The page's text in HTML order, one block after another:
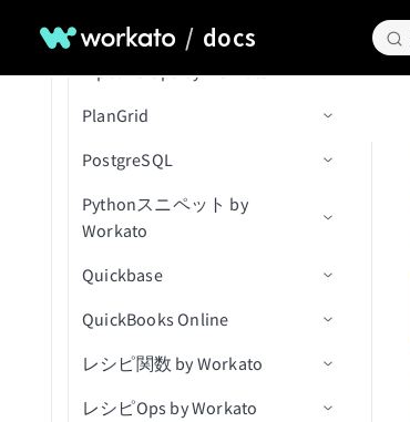
/ docs
ローステップに返す
キャンペーンまたはスマー
トキャンペーンをスケジュ
チ）
ンペーンをトリガー
オブジェクトの更新
カスタムオブジェクトを
レコードをUpsert
レコードをUpsert（async）
済みカスタムレコード（バ
ッチ）
保存済み検索内の新規/更新
チ）
削除済み標準レコード
レコードの更新
レコードをバッチで更新
レコードを一括更新
レコードをバッチでUpsert
レコードを一括でUpsert
（batch）
カスタムレコードを削除
カスタムレコードを削除
名前でグループを取得
グループメンバーを取得
ユーザー別の最近のログオ
オンイベントを取得
セット
ユーザーパスワードを期限
フォルダを削除
を生成
権限を削除
ファイルを検索（バッチ）
ファイル内容を使用してフ
ァイルをアップロード
ド（file）
セッションを使用して大き
テキストをモデレート
削除アクション
Run Custom SQL
ストアドプロシージャを実
ントリ
新規組織Atomフィードエン
トリ
新規レコード
新規レコード（バッチ）
新規/更新済みレコード
新規/更新済みレコード（バ
ッチ）
抽出消費を確認
レコードの作成
レコードを作成（バッチ）
ユーザーを作成
レコードの削除
ンロード
エクスポート出力をダウン
新規/更新済みイベント
削除済みイベント
新規連絡先
新規/更新済み連絡先
新しいメール
カレンダーを作成
カレンダーイベントを作成
IDでカレンダーを取得
カレンダーを一覧表示
イベントのすべてのインス
タンスを一覧表示
IDでカレンダーイベントを
トラブルシューティング
新規レコードトリガー
新規レコードバッチトリガ
ドトリガー
新規または更新済みレコー
ドバッチトリガー
アクション
レコード作成アクション
レコードの一括作成アクシ
るアクション
ョン
トリガー
新規インシデント
新規通知
アクション
インシデントにメモを追加
IDでインシデントを取得
ログエントリを一覧表示
コネクション設定
トリガー
削除済みオブジェクト
新規オブジェクト
新規または更新済みオブジ
ェクト
アクション
コンテンツワークフロース
アセットをコピー
オブジェクトの作成
カスタムアクション
アセットをダウンロード
IDによるオブジェクトの詳
Pipedrive
コネクション設定
コネクターのAPI v2へのアッ
Pipeline Ops by Workato
コネクション設定
同期完了トリガー（リアルタ
PlanGrid
コネクション設定
サポートされているオブジェ
クト
トリガー
オブジェクトトリガー
アクション
オブジェクトアクション
PostgreSQL
コネクション設定
アクションを挿入
Pythonスニペット by
Workato
コネクション設定
アクション
Pythonコードの実行
Python FAQ
Quickbase
コネクション設定
トリガー
新規レコード
アクション
QuickBooks Online
コネクション設定
トリガー
レシピ関数 by Workato
コネクション設定
レシピOps by Workato